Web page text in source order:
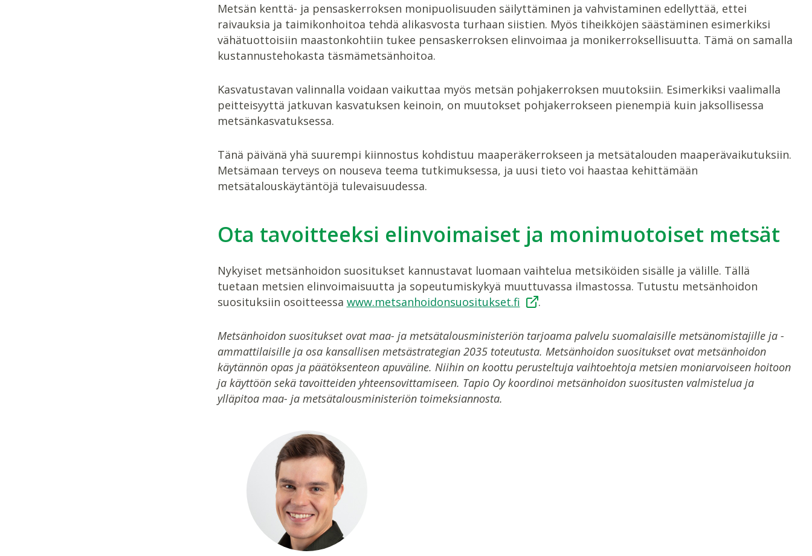
Metsän kenttä- ja pensaskerroksen monipuolisuuden säilyttäminen ja vahvistaminen edellyttää, ettei
raivauksia ja taimikonhoitoa tehdä alikasvosta turhaan siistien. Myös tiheikköjen säästäminen esimerkiksi
vähätuottoisiin maastonkohtiin tukee pensaskerroksen elinvoimaa ja monikerroksellisuutta. Tämä on samalla
kustannustehokasta täsmämetsänhoitoa.
Kasvatustavan valinnalla voidaan vaikuttaa myös metsän pohjakerroksen muutoksiin. Esimerkiksi vaalimalla
peitteisyyttä jatkuvan kasvatuksen keinoin, on muutokset pohjakerrokseen pienempiä kuin jaksollisessa
metsänkasvatuksessa.
Tänä päivänä yhä suurempi kiinnostus kohdistuu maaperäkerrokseen ja metsätalouden maaperävaikutuksiin.
Metsämaan terveys on nouseva teema tutkimuksessa, ja uusi tieto voi haastaa kehittämään
metsätalouskäytäntöjä tulevaisuudessa.
Ota tavoitteeksi elinvoimaiset ja monimuotoiset metsät
Nykyiset metsänhoidon suositukset kannustavat luomaan vaihtelua metsiköiden sisälle ja välille. Tällä
tuetaan metsien elinvoimaisuutta ja sopeutumiskykyä muuttuvassa ilmastossa. Tutustu metsänhoidon
suosituksiin osoitteessa www.metsanhoidonsuositukset.fi .
Metsänhoidon suositukset ovat maa- ja metsätalousministeriön tarjoama palvelu suomalaisille metsänomistajille ja -
ammattilaisille ja osa kansallisen metsästrategian 2035 toteutusta. Metsänhoidon suositukset ovat metsänhoidon
käytännön opas ja päätöksenteon apuväline. Niihin on koottu perusteltuja vaihtoehtoja metsien moniarvoiseen hoitoon
ja käyttöön sekä tavoitteiden yhteensovittamiseen. Tapio Oy koordinoi metsänhoidon suositusten valmistelua ja
ylläpitoa maa- ja metsätalousministeriön toimeksiannosta.